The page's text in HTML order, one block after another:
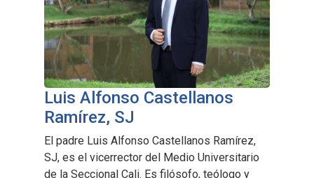
Luis Alfonso Castellanos
Ramírez, SJ
El padre Luis Alfonso Castellanos Ramírez,
SJ, es el vicerrector del Medio Universitario
de la Seccional Cali. Es filósofo, teólogo y